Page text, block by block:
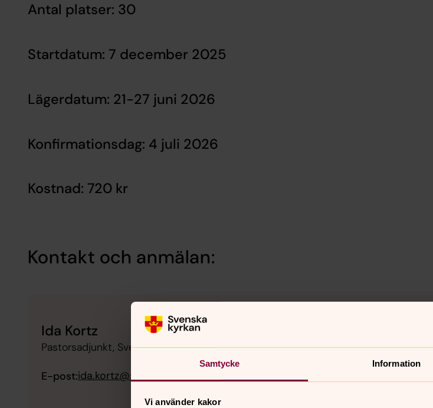
Samtycke Information
Vi använder kakor
Antal platser: 30
Startdatum: 7 december 2025
Lägerdatum: 21-27 juni 2026
Konfirmationsdag: 4 juli 2026
Kostnad: 720 kr
Kontakt och anmälan:
Ida Kortz
Pastorsadjunkt, Svenska kyrkan i Lund
E-post:ida.kortz@svenskakyrkan.se